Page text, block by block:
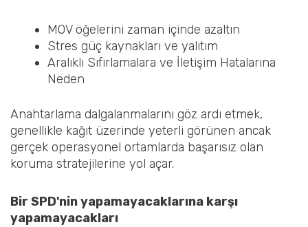
MOV öğelerini zaman içinde azaltın
Stres güç kaynakları ve yalıtım
Aralıklı Sıfırlamalara ve İletişim Hatalarına
Neden
Anahtarlama dalgalanmalarını göz ardı etmek,
genellikle kağıt üzerinde yeterli görünen ancak
gerçek operasyonel ortamlarda başarısız olan
koruma stratejilerine yol açar.
Bir SPD'nin yapamayacaklarına karşı
yapamayacakları